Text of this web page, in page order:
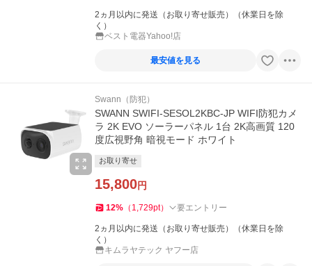
2ヵ月以内に発送（お取り寄せ販売）（休業日を除
く）
ベスト電器Yahoo!店
最安値を見る
Swann（防犯）
SWANN SWIFI-SESOL2KBC-JP WIFI防犯カメ
ラ 2K EVO ソーラーパネル 1台 2K高画質 120
度広視野角 暗視モード ホワイト
お取り寄せ
15,800円
12% （ 1,729pt） 要エントリー
2ヵ月以内に発送（お取り寄せ販売）（休業日を除
く）
キムラヤテック ヤフー店